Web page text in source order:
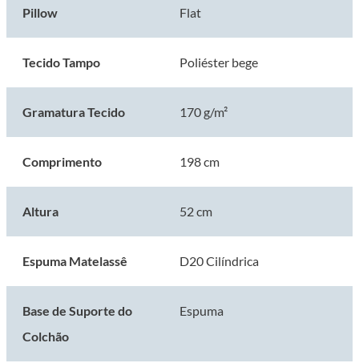
Pillow Flat
Tecido Tampo Poliéster bege
Gramatura Tecido 170 g/m²
Comprimento 198 cm
Altura 52 cm
Espuma Matelassê D20 Cilíndrica
Base de Suporte do
Colchão
Espuma